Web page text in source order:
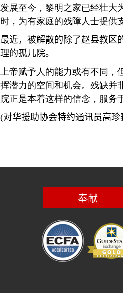
发展至今，黎明之家已经壮大
时，为有家庭的残障人士提供
最近，被解散的除了赵县教区
理的孤儿院。
上帝赋予人的能力或有不同，
挥潜力的空间和机会。残缺并
院正是本着这样的信念，服务
(对华援助协会特约通讯员高珍
奉献